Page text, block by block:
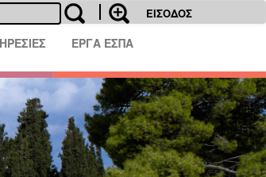
ΕΙΣΟΔΟΣ
ΕΡΓΑ ΕΣΠΑ